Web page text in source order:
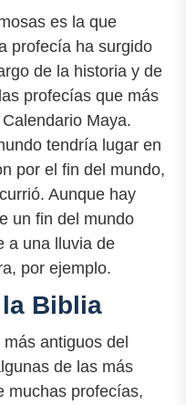
es la que
profecía ha surgido
de la historia y de
profecías que más
Maya.
tendría lugar en
por el fin del mundo,
Aunque hay
un fin del mundo
a una lluvia de
por ejemplo.
Biblia
antiguos del
de las más
muchas profecías,